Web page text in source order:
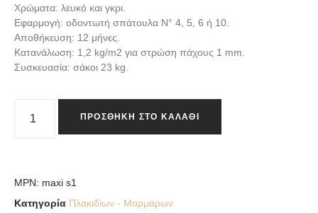
Χρώματα: λευκό και γκρι.
Εφαρμογή: οδοντωτή σπάτουλα Ν° 4, 5, 6 ή 10.
Αποθήκευση: 12 μήνες.
Κατανάλωση: 1,2 kg/m2 για στρώση πάχους 1 mm.
Συσκευασία: σάκοι 23 kg.
ΠΡΟΣΘΉΚΗ ΣΤΟ ΚΑΛΆΘΙ
MPN: maxi s1
Κατηγορία Πλακιδίων - Μαρμάρων